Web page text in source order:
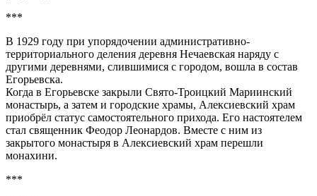
***
В 1929 году при упорядочении административно-
территориального деления деревня Нечаевская наряду с
другими деревнями, слившимися с городом, вошла в состав
Егорьевска.
Когда в Егорьевске закрыли Свято-Троицкий Мариинский
монастырь, а затем и городские храмы, Алексиевский храм
приобрёл статус самостоятельного прихода. Его настоятелем
стал священник Феодор Леонардов. Вместе с ним из
закрытого монастыря в Алексиевский храм перешли
монахини.
***